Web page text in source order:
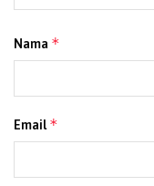
Nama *
Email*